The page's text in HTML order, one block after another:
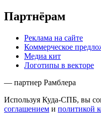
Партнёрам
Реклама на сайте
Коммерческое
Медиа кит
Логотипы в векторе
— партнер Рамблера
Используя Куда-СПБ, вы
соглашением и политикой